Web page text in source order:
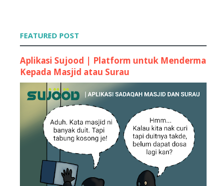
FEATURED POST
Aplikasi Sujood | Platform untuk Menderma
Kepada Masjid atau Surau